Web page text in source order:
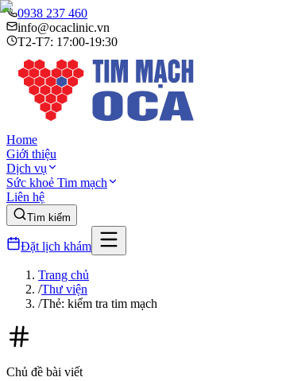
0938 237 460
info@ocaclinic.vn
T2-T7: 17:00-19:30
Home
Giới thiệu
Dịch vụ
Sức khoẻ Tim mạch
Liên hệ
Tìm kiếm
Đặt lịch khám
Trang chủ
/Thư viện
/Thẻ: kiểm tra tim mạch
Chủ đề bài viết